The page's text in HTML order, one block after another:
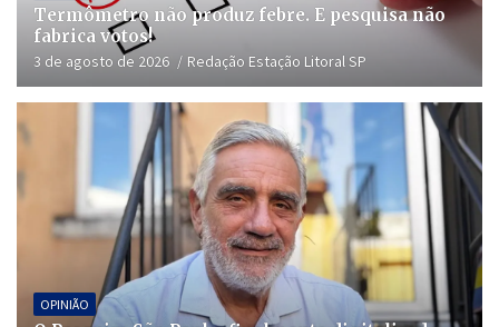
Termômetro não produz febre. E pesquisa não
fabrica votos!
3 de agosto de 2026 Redação Estação Litoral SP
OPINIÃO